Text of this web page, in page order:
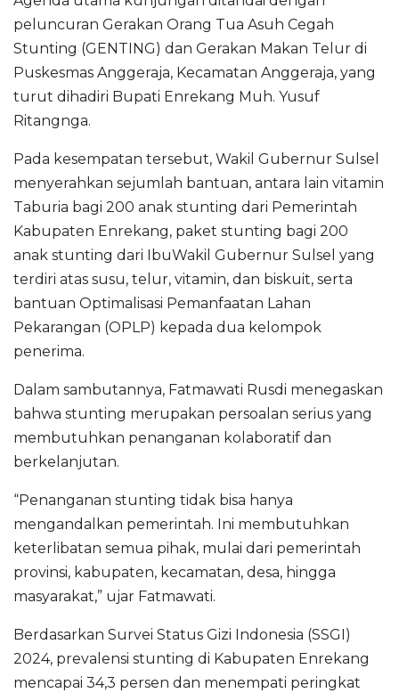
peluncuran Gerakan Orang Tua Asuh Cegah
Stunting (GENTING) dan Gerakan Makan Telur di
Puskesmas Anggeraja, Kecamatan Anggeraja, yang
turut dihadiri Bupati Enrekang Muh. Yusuf
Ritangnga.
Pada kesempatan tersebut, Wakil Gubernur Sulsel
menyerahkan sejumlah bantuan, antara lain vitamin
Taburia bagi 200 anak stunting dari Pemerintah
Kabupaten Enrekang, paket stunting bagi 200
anak stunting dari IbuWakil Gubernur Sulsel yang
terdiri atas susu, telur, vitamin, dan biskuit, serta
bantuan Optimalisasi Pemanfaatan Lahan
Pekarangan (OPLP) kepada dua kelompok
penerima.
Dalam sambutannya, Fatmawati Rusdi menegaskan
bahwa stunting merupakan persoalan serius yang
membutuhkan penanganan kolaboratif dan
berkelanjutan.
“Penanganan stunting tidak bisa hanya
mengandalkan pemerintah. Ini membutuhkan
keterlibatan semua pihak, mulai dari pemerintah
provinsi, kabupaten, kecamatan, desa, hingga
masyarakat,” ujar Fatmawati.
Berdasarkan Survei Status Gizi Indonesia (SSGI)
2024, prevalensi stunting di Kabupaten Enrekang
mencapai 34,3 persen dan menempati peringkat